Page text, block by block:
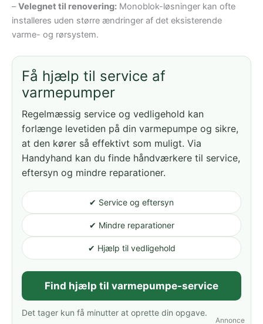
–Velegnet til renovering: Monoblok-løsninger kan ofte
installeres uden større ændringer af det eksisterende
varme- og rørsystem.
Annonce
Få hjælp til service af
varmepumper
Regelmæssig service og vedligehold kan
forlænge levetiden på din varmepumpe og sikre,
at den kører så effektivt som muligt. Via
Handyhand kan du finde håndværkere til service,
eftersyn og mindre reparationer.
✔ Service og eftersyn
✔ Mindre reparationer
✔ Hjælp til vedligehold
Find hjælp til varmepumpe-service
Det tager kun få minutter at oprette din opgave.